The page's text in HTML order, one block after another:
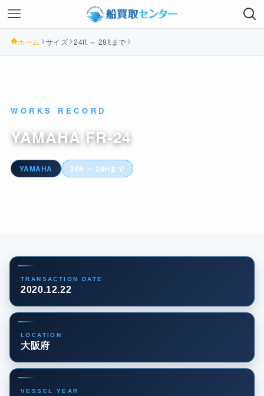
ホーム サイズ 24ft ～ 28ftまで
WORKS RECORD
YAMAHA FR-24
YAMAHA 24ft ～ 28ftまで
TRANSACTION DATE
2020.12.22
LOCATION
大阪府
VESSEL YEAR